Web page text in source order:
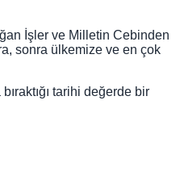
İşler ve Milletin Cebinden
sonra ülkemize ve en çok
tarihi değerde bir